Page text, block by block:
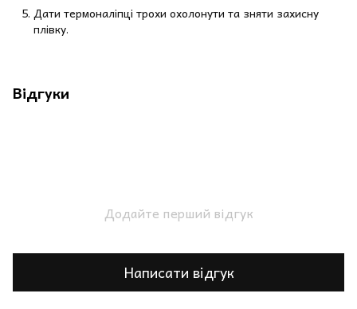
Дати термоналіпці трохи охолонути та зняти захисну
плівку.
Відгуки
Додайте перший відгук
Написати відгук